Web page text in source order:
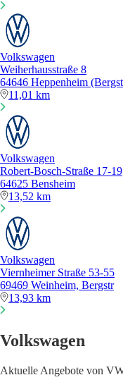
Volkswagen
Weiherhausstraße 8
64646 Heppenheim
11,01 km
Volkswagen
Robert-Bosch-Straße 17-19
64625 Bensheim
13,52 km
Volkswagen
Viernheimer Straße 53-55
69469 Weinheim, Bergstr
13,93 km
Volkswagen
Aktuelle Angebote von